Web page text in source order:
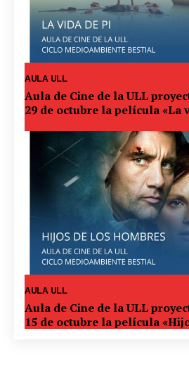
AULA ULL
Aula de Cine de la ULL
29 de octubre la película «La
AULA ULL
Aula de Cine de la ULL
15 de octubre la película